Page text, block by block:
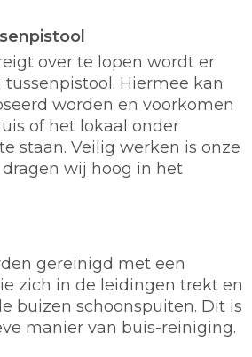
over te lopen wordt er
Hiermee kan
worden en voorkomen
of het lokaal onder
staan. Veilig werken is onze
wij hoog in het
gereinigd met een
zich in de leidingen trekt en
buizen schoonspuiten. Dit is
manier van buis-reiniging.